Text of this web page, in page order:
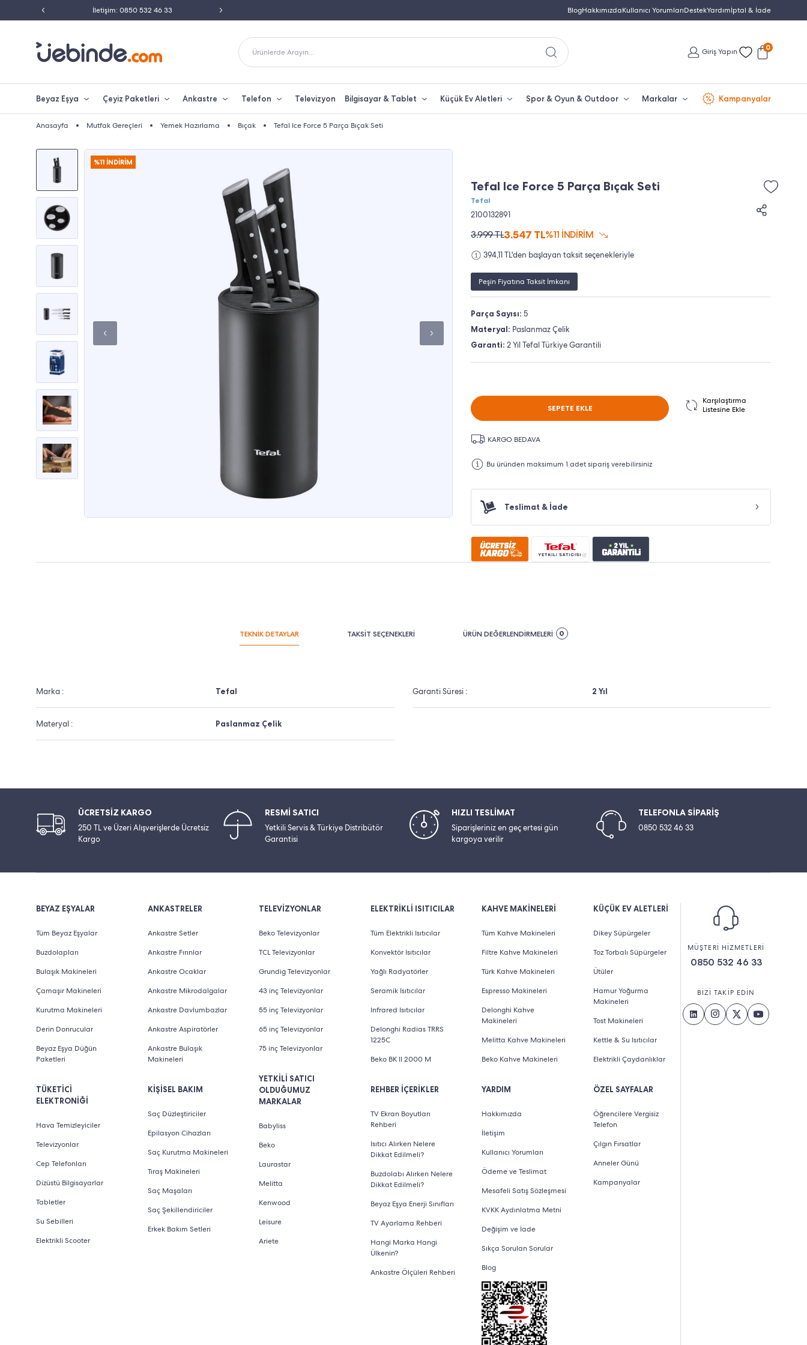
İletişim: 0850 532 46 33 Yetkili Servis & Türkiye Distribütör Garantisi Türkiye'nin En Büyük Beko
BlogHakkımızdaKullanıcı YorumlarıDestekYardımİptal & İade
Ürünlerde Arayın... Giriş Yapın 0
Beyaz Eşya Çeyiz Paketleri Ankastre Telefon Televizyon Bilgisayar & Tablet Küçük Ev Aletleri Spor & Oyun & Outdoor Markalar Kampanyalar
Anasayfa Mutfak Gereçleri Yemek Hazırlama Bıçak Tefal Ice Force 5 Parça Bıçak Seti
%11 İNDİRİM
Tefal Ice Force 5 Parça Bıçak Seti
Tefal
2100132891
3.999TL3.547 TL%11 İNDİRİM
394,11 TL'den başlayan taksit seçenekleriyle
Peşin Fiyatına Taksit İmkanı
Parça Sayısı: 5
Materyal: Paslanmaz Çelik
Garanti: 2 Yıl Tefal Türkiye Garantili
SEPETE EKLE
Karşılaştırma
Listesine Ekle
KARGO BEDAVA
Bu üründen maksimum 1 adet sipariş verebilirsiniz
Teslimat & İade
TEKNİK DETAYLAR TAKSİT SEÇENEKLERİ ÜRÜN DEĞERLENDİRMELERİ 0
Marka : Tefal Garanti Süresi : 2 Yıl
Materyal : Paslanmaz Çelik
ÜCRETSİZ KARGO
250 TL ve Üzeri Alışverişlerde Ücretsiz
Kargo
RESMİ SATICI
Yetkili Servis & Türkiye Distribütör
Garantisi
HIZLI TESLİMAT
Siparişleriniz en geç ertesi gün
kargoya verilir
TELEFONLA SİPARİŞ
0850 532 46 33
BEYAZ EŞYALAR
Tüm Beyaz Eşyalar
Buzdolapları
Bulaşık Makineleri
Çamaşır Makineleri
Kurutma Makineleri
Derin Donrucular
Beyaz Eşya Düğün
Paketleri
TÜKETİCİ
ELEKTRONİĞİ
Hava Temizleyiciler
Televizyonlar
Cep Telefonları
Dizüstü Bilgisayarlar
Tabletler
Su Sebilleri
Elektrikli Scooter
ANKASTRELER
Ankastre Setler
Ankastre Fırınlar
Ankastre Ocaklar
Ankastre Mikrodalgalar
Ankastre Davlumbazlar
Ankastre Aspiratörler
Ankastre Bulaşık
Makineleri
KİŞİSEL BAKIM
Saç Düzleştiriciler
Epilasyon Cihazları
Saç Kurutma Makineleri
Tıraş Makineleri
Saç Maşaları
Saç Şekillendiriciler
Erkek Bakım Setleri
TELEVİZYONLAR
Beko Televizyonlar
TCL Televizyonlar
Grundig Televizyonlar
43 inç Televizyonlar
55 inç Televizyonlar
65 inç Televizyonlar
75 inç Televizyonlar
YETKİLİ SATICI
OLDUĞUMUZ
MARKALAR
Babyliss
Beko
Laurastar
Melitta
Kenwood
Leisure
Ariete
ELEKTRİKLİ ISITICILAR
Tüm Elektrikli Isıtıcılar
Konvektör Isıtıcılar
Yağlı Radyatörler
Seramik Isıtıcılar
Infrared Isıtıcılar
Delonghi Radias TRRS
1225C
Beko BK II 2000 M
REHBER İÇERİKLER
TV Ekran Boyutları
Rehberi
Isıtıcı Alırken Nelere
Dikkat Edilmeli?
Buzdolabı Alırken Nelere
Dikkat Edilmeli?
Beyaz Eşya Enerji Sınıfları
TV Ayarlama Rehberi
Hangi Marka Hangi
Ülkenin?
Ankastre Ölçüleri Rehberi
KAHVE MAKİNELERİ
Tüm Kahve Makineleri
Filtre Kahve Makineleri
Türk Kahve Makineleri
Espresso Makineleri
Delonghi Kahve
Makineleri
Melitta Kahve Makineleri
Beko Kahve Makineleri
YARDIM
Hakkımızda
İletişim
Kullanıcı Yorumları
Ödeme ve Teslimat
Mesafeli Satış Sözleşmesi
KVKK Aydınlatma Metni
Değişim ve İade
Sıkça Sorulan Sorular
Blog
KÜÇÜK EV ALETLERİ
Dikey Süpürgeler
Toz Torbalı Süpürgeler
Ütüler
Hamur Yoğurma
Makineleri
Tost Makineleri
Kettle & Su Isıtıcılar
Elektrikli Çaydanlıklar
ÖZEL SAYFALAR
Öğrencilere Vergisiz
Telefon
Çılgın Fırsatlar
Anneler Günü
Kampanyalar
MÜŞTERİ HİZMETLERİ
0850 532 46 33
BİZİ TAKİP EDİN